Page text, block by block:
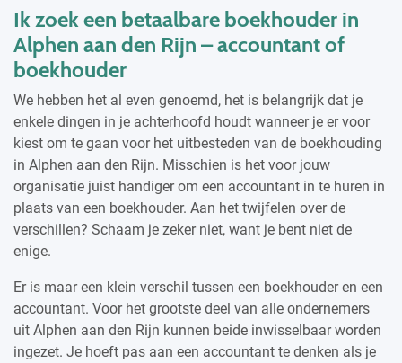
Ik zoek een betaalbare boekhouder in
Alphen aan den Rijn – accountant of
boekhouder
We hebben het al even genoemd, het is belangrijk dat je
enkele dingen in je achterhoofd houdt wanneer je er voor
kiest om te gaan voor het uitbesteden van de boekhouding
in Alphen aan den Rijn. Misschien is het voor jouw
organisatie juist handiger om een accountant in te huren in
plaats van een boekhouder. Aan het twijfelen over de
verschillen? Schaam je zeker niet, want je bent niet de
enige.
Er is maar een klein verschil tussen een boekhouder en een
accountant. Voor het grootste deel van alle ondernemers
uit Alphen aan den Rijn kunnen beide inwisselbaar worden
ingezet. Je hoeft pas aan een accountant te denken als je